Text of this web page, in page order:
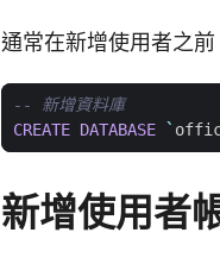
通常在新增使用者之
CREATE DATABASE `
新增使用者